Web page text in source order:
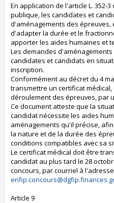
En application de l'article L. 352-
publique, les candidates et
d'aménagements des
d'adapter la durée et le
apporter les aides humaines et
Les demandes
candidates et candidats en
inscription.
Conformément au décret du 4
transmettre un certificat
déroulement des épreuves, par
Ce document atteste que la
candidat nécessite les aides
aménagements qu'il précise,
la nature et de la durée des
conditions compatibles avec sa
Le certificat médical doit être
candidat au plus tard le 28
concours, par courriel à
Article 9